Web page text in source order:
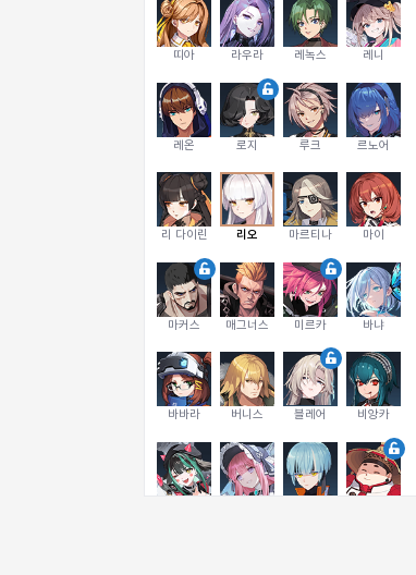
띠아 라우라 레녹스 레니
레온 로지 루크 르노어
리 다이린 리오 마르티나 마이
마커스 매그너스 미르카 바냐
바바라 버니스 블레어 비앙카